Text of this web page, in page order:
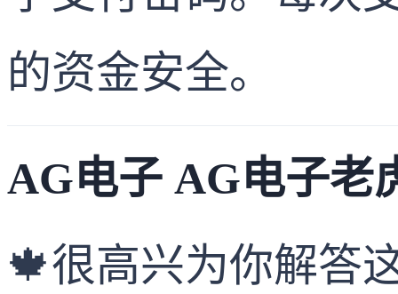
的资金安全。
AG电子 AG电子老
🍁很高兴为你解答